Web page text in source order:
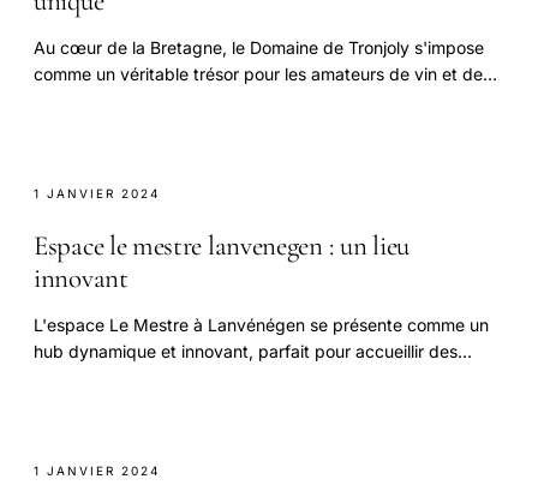
Au cœur de la Bretagne, le Domaine de Tronjoly s'impose
comme un véritable trésor pour les amateurs de vin et de
1 JANVIER 2024
Espace le mestre lanvenegen : un lieu
innovant
L'espace Le Mestre à Lanvénégen se présente comme un
hub dynamique et innovant, parfait pour accueillir des
1 JANVIER 2024